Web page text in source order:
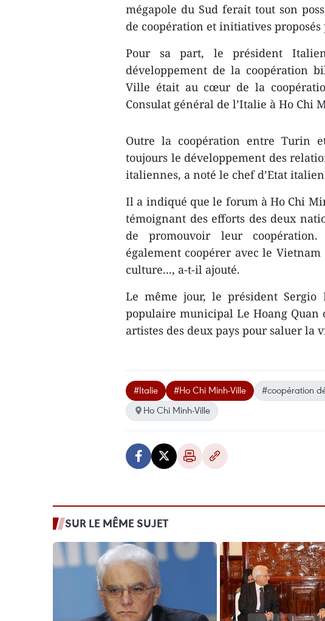
mégapole du Sud ferait tout son
de coopération et initiatives
Pour sa part, le président
développement ​de la coopération
Ville était au cœur de la
Consulat général de l’Italie à Ho Chi
Outre la coopération entre Turin
toujours le développement des
italiennes, a noté le chef d’Etat
Il a indiqué que le forum à Ho Chi
témoignant des efforts des deux
de promouvoir leur coopération.
également coopérer avec le
culture..., a-t-il ajouté.
Le même jour, le président
populaire municipal Le Hoang Quan
artistes des deux pays pour saluer
#Italie #Ho Chi Minh-Ville #coopération
Ho Chi Minh-Ville
SUR LE MÊME SUJET